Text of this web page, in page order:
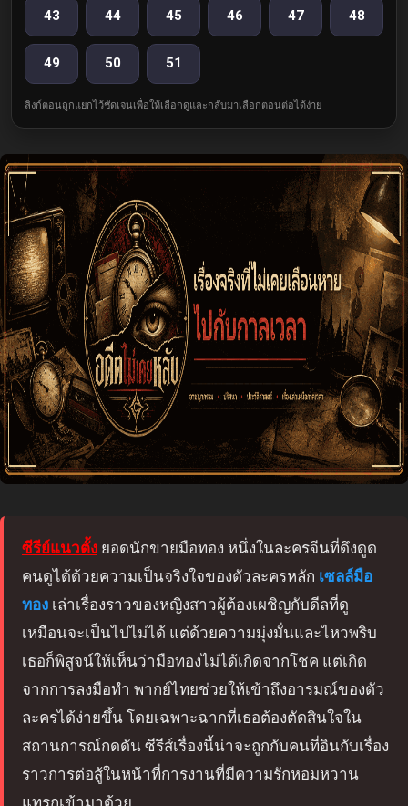
43 44 45 46 47 48
49 50 51
ลิงก์ตอนถูกแยกไว้ชัดเจนเพื่อให้เลือกดูและกลับมาเลือกตอนต่อได้ง่าย
ซีรีย์แนวตั้ง ยอดนักขายมือทอง หนึ่งในละครจีนที่ดึงดูด
คนดูได้ด้วยความเป็นจริงใจของตัวละครหลัก เซลล์มือ
ทอง เล่าเรื่องราวของหญิงสาวผู้ต้องเผชิญกับดีลที่ดู
เหมือนจะเป็นไปไม่ได้ แต่ด้วยความมุ่งมั่นและไหวพริบ
เธอก็พิสูจน์ให้เห็นว่ามือทองไม่ได้เกิดจากโชค แต่เกิด
จากการลงมือทำ พากย์ไทยช่วยให้เข้าถึงอารมณ์ของตัว
ละครได้ง่ายขึ้น โดยเฉพาะฉากที่เธอต้องตัดสินใจใน
สถานการณ์กดดัน ซีรีส์เรื่องนี้น่าจะถูกกับคนที่อินกับเรื่อง
ราวการต่อสู้ในหน้าที่การงานที่มีความรักหอมหวาน
แทรกเข้ามาด้วย